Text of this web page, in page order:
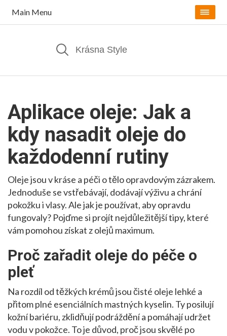
Main Menu
Aplikace oleje: Jak a
kdy nasadit oleje do
každodenní rutiny
Oleje jsou v kráse a péči o tělo opravdovým zázrakem.
Jednoduše se vstřebávají, dodávají výživu a chrání
pokožku i vlasy. Ale jak je používat, aby opravdu
fungovaly? Pojďme si projít nejdůležitější tipy, které
vám pomohou získat z olejů maximum.
Proč zařadit oleje do péče o
pleť
Na rozdíl od těžkých krémů jsou čisté oleje lehké a
přitom plné esenciálních mastných kyselin. Ty posilují
kožní bariéru, zklidňují podráždění a pomáhají udržet
vodu v pokožce. To je důvod, proč jsou skvělé po